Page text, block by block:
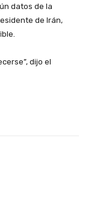
datos de la
de Irán,
dijo el